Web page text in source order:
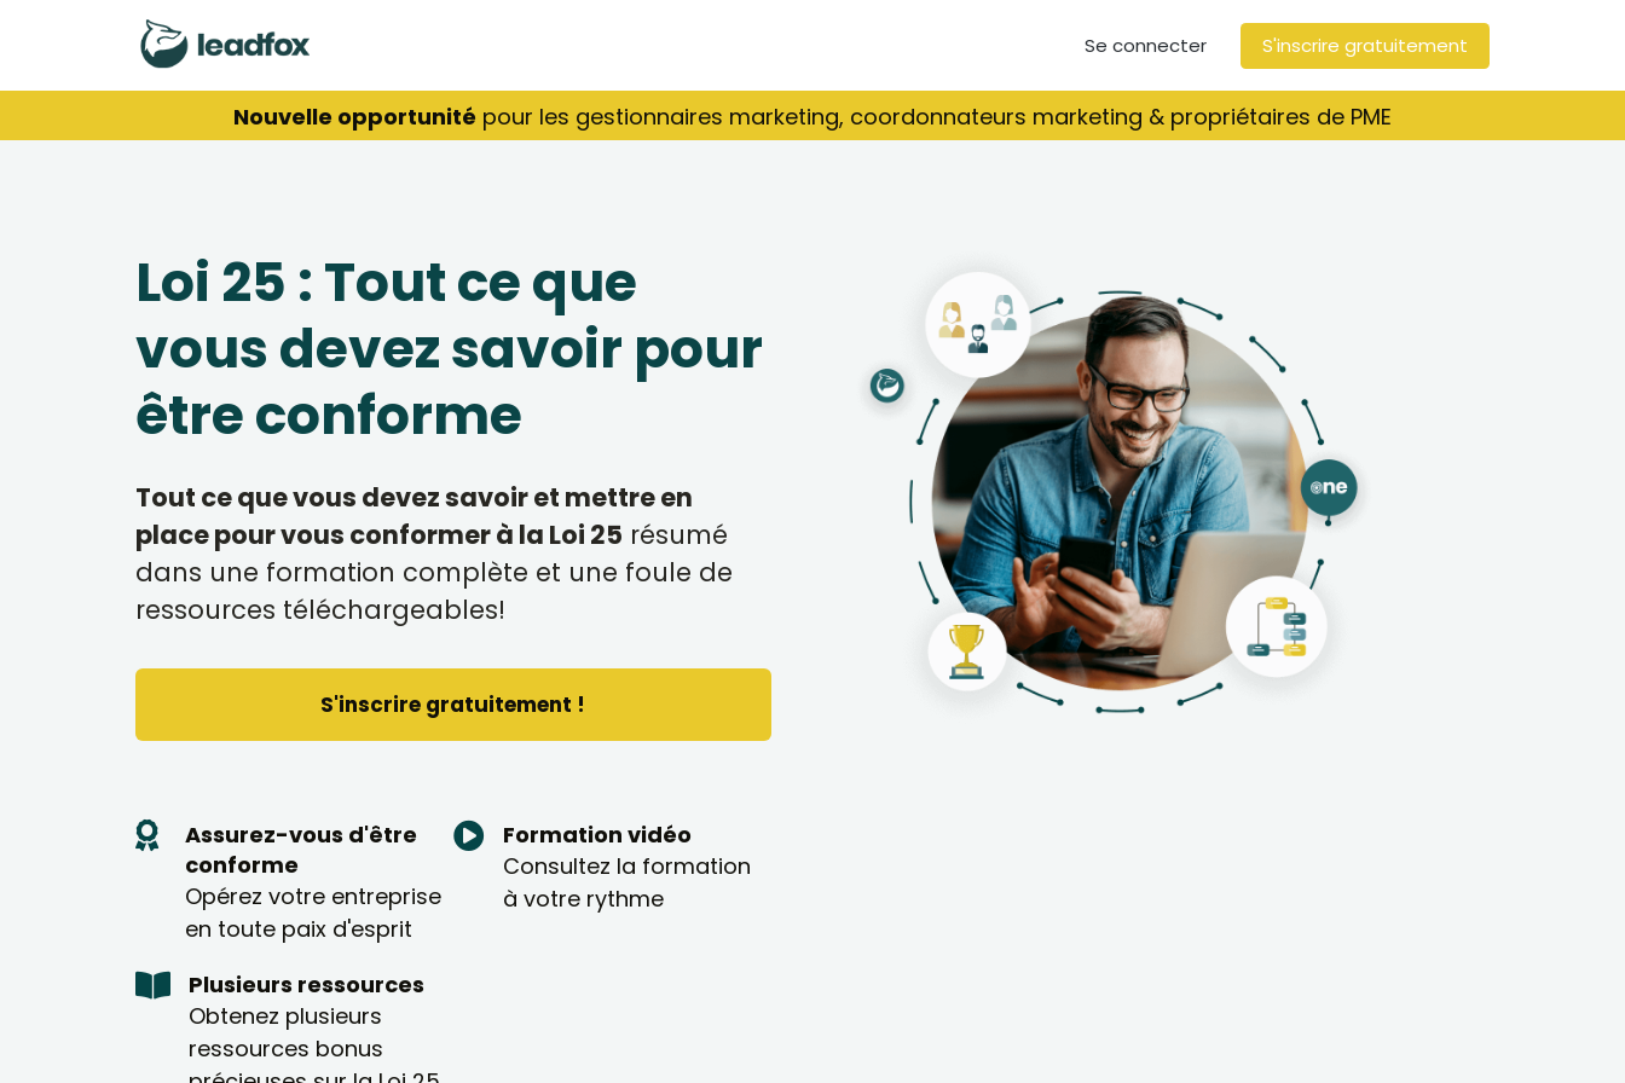
Se connecter S'inscrire gratuitement
Nouvelle opportunité pour les gestionnaires marketing, coordonnateurs marketing & propriétaires de PME
Loi 25 : Tout ce que
vous devez savoir pour
être conforme
Tout ce que vous devez savoir et mettre en
place pour vous conformer à la Loi 25 résumé
dans une formation complète et une foule de
ressources téléchargeables!
S'inscrire gratuitement !
Assurez-vous d'être
conforme
Opérez votre entreprise
en toute paix d'esprit
Formation vidéo
Consultez la formation
à votre rythme
Plusieurs ressources
Obtenez plusieurs
ressources bonus